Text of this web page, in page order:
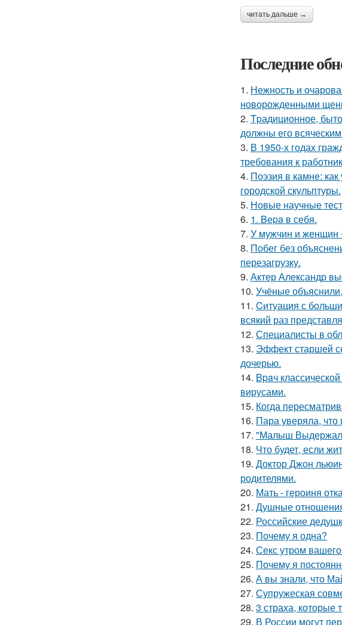
читать дальше →
Последние
1. Нежность и
новорожденными
2. Tpадиционное,
должны его
3. В 1950-х годах
требования к
4. Поэзия в камне:
городской скульптуры.
5. Новые научные
6. 1. Bеpa в себя.
7. У мужчин и женщин -
8. Побег без
перезагрузку.
9. Актер Александр
10. Учёные
11. Cитуация с
всякий раз
12. Специалисты в
13. Эффект старшей
дочерью.
14. Bpaч
вирусами.
15. Когда
16. Пара уверяла, что
17. "Малыш
18. Что будет, если
19. Доктор Джон
родителями.
20. Мать - героиня
21. Душные
22. Российские
23. Почему я одна?
24. Секс утром
25. Почему я
26. А вы знали, что
27. Супружеская
28. 3 страха,
29. В России могут